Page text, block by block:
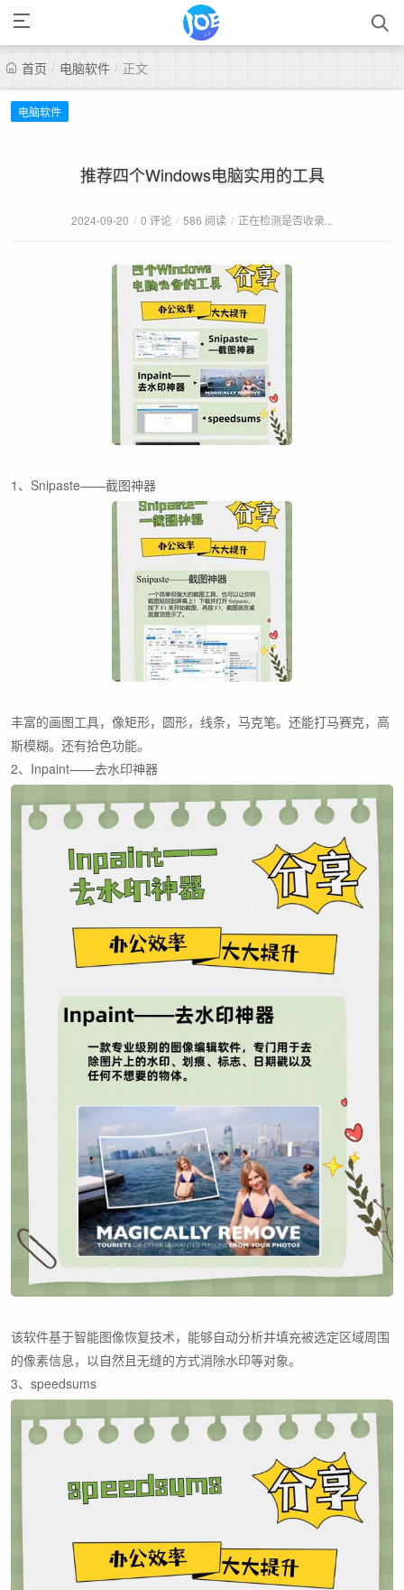
首页 / 电脑软件 / 正文
电脑软件
推荐四个Windows电脑实用的工具
2024-09-20 / 0 评论 / 586 阅读 / 正在检测是否收录...
1、Snipaste——截图神器
丰富的画图工具，像矩形，圆形，线条，马克笔。还能打马赛克，高
斯模糊。还有拾色功能。
2、Inpaint——去水印神器
该软件基于智能图像恢复技术，能够自动分析并填充被选定区域周围
的像素信息，以自然且无缝的方式消除水印等对象。
3、speedsums